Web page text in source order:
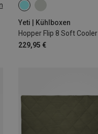
Yeti | Kühlboxen
Hopper Flip 8 Soft Cooler
229,95 €
8L